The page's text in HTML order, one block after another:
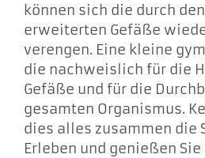
können sich die durch
erweiterten Gefäße
verengen. Eine kleine
die nachweislich für die
Gefäße und für die
gesamten Organismus.
dies alles zusammen die
Erleben und genießen Sie